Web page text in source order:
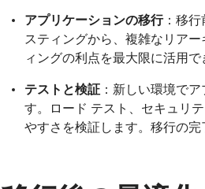
アプリケーションの移行：移
スティングから、複雑なリア
ィングの利点を最大限に活用
テストと検証：新しい環境で
す。ロード テスト、セキュリ
やすさを検証します。移行の